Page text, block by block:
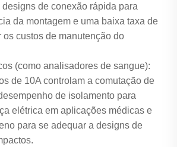
de conexão rápida para
da montagem e uma baixa taxa de
os custos de manutenção do
(como analisadores de sangue):
de 10A controlam a comutação de
de isolamento para
elétrica em aplicações médicas e
para se adequar a designs de